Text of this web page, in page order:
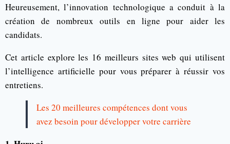
Heureusement, l’innovation technologique a conduit à la
création de nombreux outils en ligne pour aider les
candidats.
Cet article explore les 16 meilleurs sites web qui utilisent
l’intelligence artificielle pour vous préparer à réussir vos
entretiens.
Les 20 meilleures compétences dont vous
avez besoin pour développer votre carrière